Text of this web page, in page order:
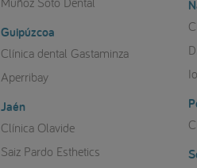
Guipúzcoa
Clínica dental Gastaminza
Aperribay
Jaén
Clínica Olavide
Saiz Pardo Esthetics